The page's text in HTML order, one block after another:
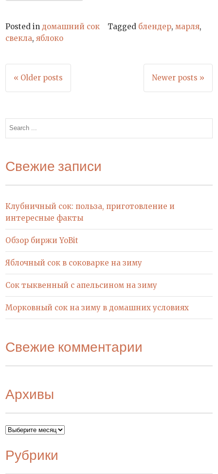
Posted in домашний сок Tagged блендер, марля,
свекла, яблоко
Навигация
по
записям
« Older posts Newer posts »
Search
Свежие записи
Клубничный сок: польза, приготовление и
интересные факты
Обзор биржи YoBit
Яблочный сок в соковарке на зиму
Сок тыквенный с апельсином на зиму
Морковный сок на зиму в домашних условиях
Свежие комментарии
Архивы
Архивы
Рубрики